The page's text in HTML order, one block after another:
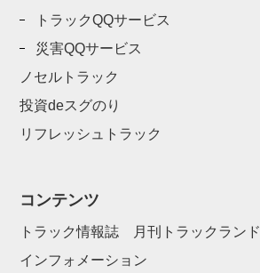
トラックQQサービス
災害QQサービス
ノセルトラック
投資deスグのり
リフレッシュトラック
コンテンツ
トラック情報誌 月刊トラックランド
インフォメーション